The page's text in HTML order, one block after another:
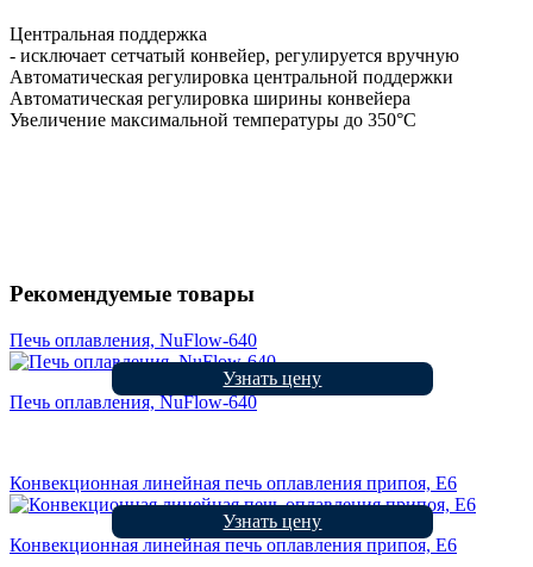
Центральная поддержка
- исключает сетчатый конвейер, регулируется вручную
Автоматическая регулировка центральной поддержки
Автоматическая регулировка ширины конвейера
Увеличение максимальной температуры до 350°С
Рекомендуемые товары
Печь оплавления, NuFlow-640
Печь оплавления, NuFlow-640
Узнать цену
Конвекционная линейная печь оплавления припоя, E6
Конвекционная линейная печь оплавления припоя, E6
Узнать цену